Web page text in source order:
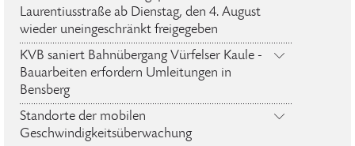
Laurentiusstraße ab Dienstag, den 4. August
wieder uneingeschränkt freigegeben
KVB saniert Bahnübergang Vürfelser Kaule -
Bauarbeiten erfordern Umleitungen in
Bensberg
Standorte der mobilen
Geschwindigkeitsüberwachung